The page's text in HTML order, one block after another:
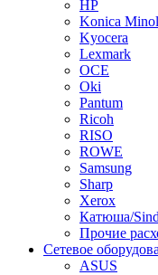
HP
Konica
Kyocera
Lexmark
OCE
Oki
Pantum
Ricoh
RISO
ROWE
Samsung
Sharp
Xerox
Катюша/
Прочие
Сетевое
ASUS